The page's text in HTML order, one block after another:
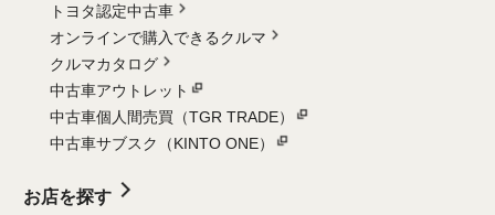
トヨタ認定中古車
オンラインで購入できるクルマ
クルマカタログ
中古車アウトレット
中古車個人間売買（TGR TRADE）
中古車サブスク（KINTO ONE）
お店を探す